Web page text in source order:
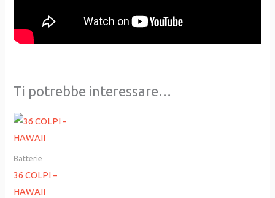
Ti potrebbe interessare…
Batterie
36 COLPI –
HAWAII